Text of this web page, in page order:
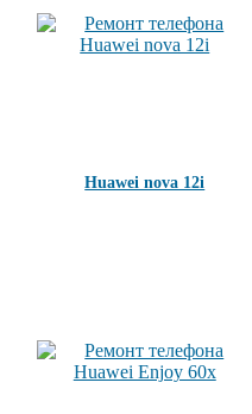
Huawei nova 12i